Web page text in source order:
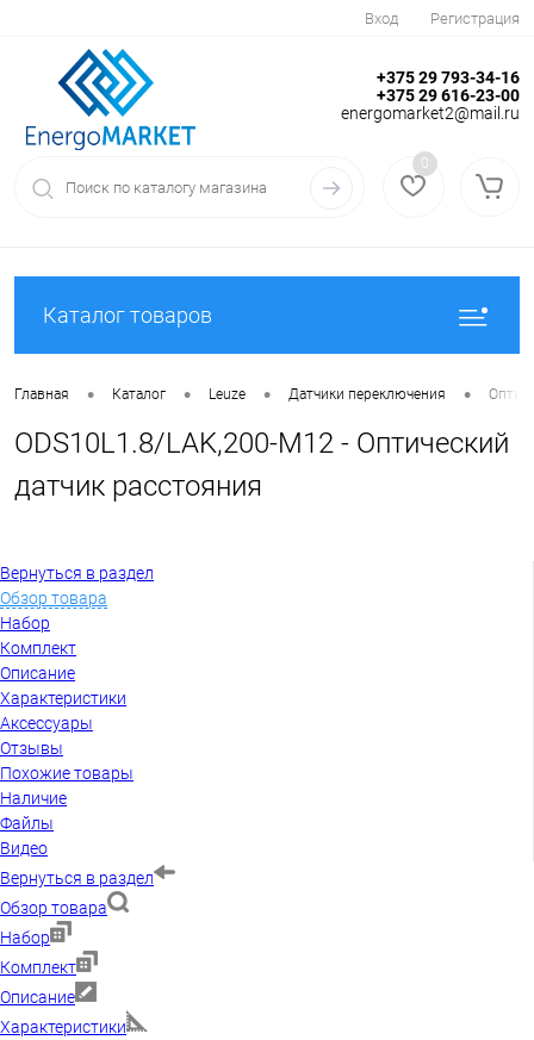
Вход Регистрация
+375 29 793-34-16
+375 29 616-23-00
energomarket2@mail.ru
0
Каталог товаров
Главная • Каталог • Leuze • Датчики переключения •
ODS10L1.8/LAK,200-M12 - Оптический
датчик расстояния
Вернуться в раздел
Обзор товара
Набор
Комплект
Описание
Характеристики
Аксессуары
Отзывы
Похожие товары
Наличие
Файлы
Видео
Вернуться в раздел
Обзор товара
Набор
Комплект
Описание
Характеристики